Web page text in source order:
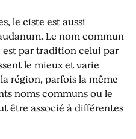
le ciste est aussi
Le nom commun
par tradition celui par
le mieux et varie
région, parfois la même
noms communs ou le
être associé à différentes